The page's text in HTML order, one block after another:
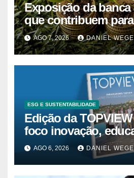
Exposição da banca
que contribuem
alterações
nos 62%
AGO 7, 2026 DANIEL WEGE
ESG E SUSTENTABILIDADE
Edição da
foco inovação,
AGO 6, 2026 DANIEL WEGE